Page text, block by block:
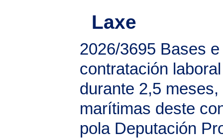
Laxe
2026/3695 Bases
contratación
durante 2,5
marítimas deste
pola Deputación